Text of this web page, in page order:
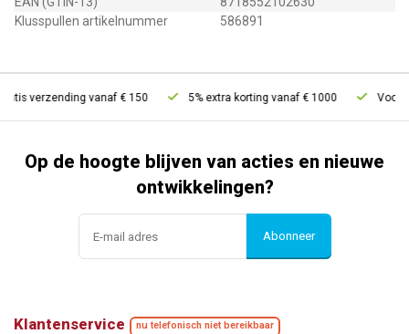
Klusspullen artikelnummer
586891
verzending vanaf € 150 5% extra korting vanaf € 1000 Voor
Op de hoogte blijven van acties en nieuwe
ontwikkelingen?
Abonneer
Klantenservice nu telefonisch niet bereikbaar